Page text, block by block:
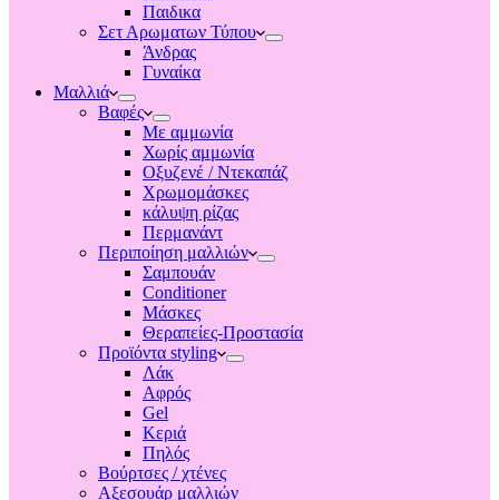
Παιδικα
Σετ Αρωματων Τύπου
Άνδρας
Γυναίκα
Μαλλιά
Βαφές
Με αμμωνία
Χωρίς αμμωνία
Οξυζενέ / Ντεκαπάζ
Χρωμομάσκες
κάλυψη ρίζας
Περμανάντ
Περιποίηση μαλλιών
Σαμπουάν
Conditioner
Μάσκες
Θεραπείες-Προστασία
Προϊόντα styling
Λάκ
Αφρός
Gel
Κεριά
Πηλός
Βούρτσες / χτένες
Αξεσουάρ μαλλιών